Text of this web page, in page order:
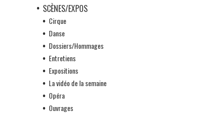
SCÈNES/EXPOS
Cirque
Danse
Dossiers/Hommages
Entretiens
Expositions
La vidéo de la semaine
Opéra
Ouvrages